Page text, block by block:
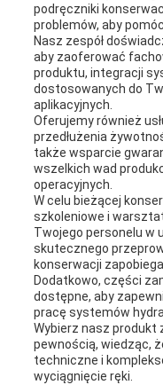
podręczniki
problemów, aby
Nasz zespół
aby zaoferować
produktu, integracji
dostosowanych do
aplikacyjnych.
Oferujemy również
przedłużenia
także wsparcie
wszelkich wad
operacyjnych.
W celu bieżącej
szkoleniowe i
Twojego personelu w
skutecznego
konserwacji
Dodatkowo, części
dostępne, aby
pracę systemów
Wybierz nasz produkt
pewnością, wiedząc,
techniczne i
wyciągnięcie ręki.